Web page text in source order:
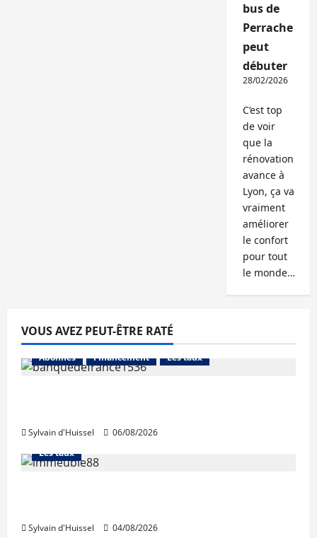
bus de
Perrache
peut
débuter
28/02/2026
C’est top
de voir
que la
rénovation
avance à
Lyon, ça va
vraiment
améliorer
le confort
pour tout
le monde…
VOUS AVEZ PEUT-ÊTRE RATÉ
Abonnés Financement Les taux
Sylvain d'Huissel 06/08/2026
Abonnés Financement
Les taux
Sylvain d'Huissel
04/08/2026